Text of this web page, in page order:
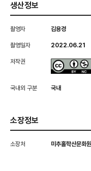
생산정보
촬영자 김용경
촬영일자 2022.06.21
저작권
국내외 구분 국내
소장정보
소장처 미추홀학산문화원